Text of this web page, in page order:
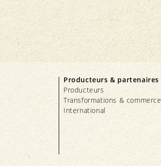
Producteurs & partenaires
Producteurs
Transformations & commerce
International